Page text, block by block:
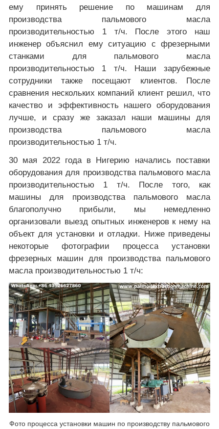
ему принять решение по машинам для
производства пальмового масла
производительностью 1 т/ч. После этого наш
инженер объяснил ему ситуацию с фрезерными
станками для пальмового масла
производительностью 1 т/ч. Наши зарубежные
сотрудники также посещают клиентов. После
сравнения нескольких компаний клиент решил, что
качество и эффективность нашего оборудования
лучше, и сразу же заказал наши машины для
производства пальмового масла
производительностью 1 т/ч.
30 мая 2022 года в Нигерию начались поставки
оборудования для производства пальмового масла
производительностью 1 т/ч. После того, как
машины для производства пальмового масла
благополучно прибыли, мы немедленно
организовали выезд опытных инженеров к нему на
объект для установки и отладки. Ниже приведены
некоторые фотографии процесса установки
фрезерных машин для производства пальмового
масла производительностью 1 т/ч:
Фото процесса установки машин по производству пальмового